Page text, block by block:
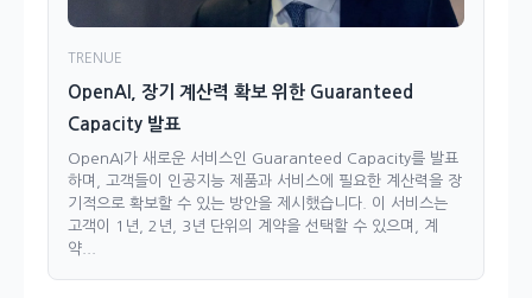
TRENUE
OpenAI, 장기 계산력 확보 위한 Guaranteed
Capacity 발표
OpenAI가 새로운 서비스인 Guaranteed Capacity를 발표
하며, 고객들이 인공지능 제품과 서비스에 필요한 계산력을 장
기적으로 확보할 수 있는 방안을 제시했습니다. 이 서비스는
고객이 1년, 2년, 3년 단위의 계약을 선택할 수 있으며, 계
약...